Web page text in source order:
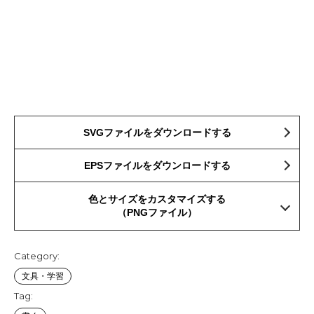
SVGファイルをダウンロードする
EPSファイルをダウンロードする
色とサイズをカスタマイズする
（PNGファイル）
Category:
文具・学習
Tag: